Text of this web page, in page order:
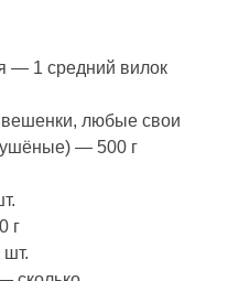
— 1 средний вилок
любые свои
— 500 г
г